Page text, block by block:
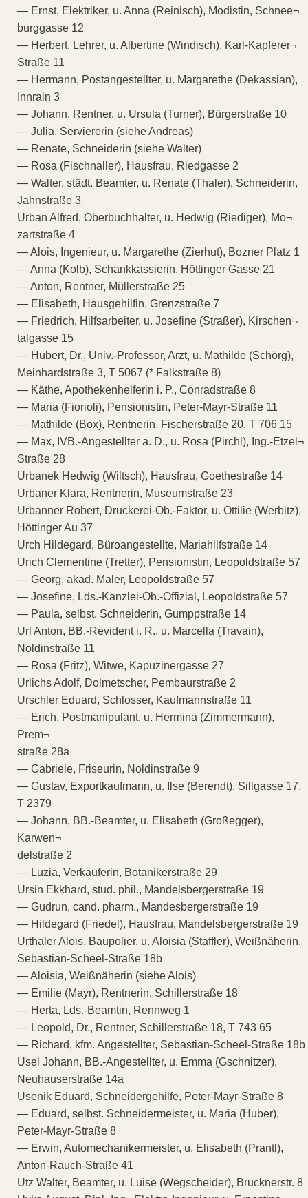
— Ernst, Elektriker, u. Anna (Reinisch), Modistin, Schnee¬
burggasse 12
— Herbert, Lehrer, u. Albertine (Windisch), Karl-Kapferer¬
Straße 11
— Hermann, Postangestellter, u. Margarethe (Dekassian),
Innrain 3
— Johann, Rentner, u. Ursula (Turner), Bürgerstraße 10
— Julia, Serviererin (siehe Andreas)
— Renate, Schneiderin (siehe Walter)
— Rosa (Fischnaller), Hausfrau, Riedgasse 2
— Walter, städt. Beamter, u. Renate (Thaler), Schneiderin,
Jahnstraße 3
Urban Alfred, Oberbuchhalter, u. Hedwig (Riediger), Mo¬
zartstraße 4
— Alois, Ingenieur, u. Margarethe (Zierhut), Bozner Platz 1
— Anna (Kolb), Schankkassierin, Höttinger Gasse 21
— Anton, Rentner, Müllerstraße 25
— Elisabeth, Hausgehilfin, Grenzstraße 7
— Friedrich, Hilfsarbeiter, u. Josefine (Straßer), Kirschen¬
talgasse 15
— Hubert, Dr., Univ.-Professor, Arzt, u. Mathilde (Schörg),
Meinhardstraße 3, T 5067 (* Falkstraße 8)
— Käthe, Apothekenhelferin i. P., Conradstraße 8
— Maria (Fiorioli), Pensionistin, Peter-Mayr-Straße 11
— Mathilde (Box), Rentnerin, Fischerstraße 20, T 706 15
— Max, IVB.-Angestellter a. D., u. Rosa (Pirchl), Ing.-Etzel¬
Straße 28
Urbanek Hedwig (Wiltsch), Hausfrau, Goethestraße 14
Urbaner Klara, Rentnerin, Museumstraße 23
Urbanner Robert, Druckerei-Ob.-Faktor, u. Ottilie (Werbitz),
Höttinger Au 37
Urch Hildegard, Büroangestellte, Mariahilfstraße 14
Urich Clementine (Tretter), Pensionistin, Leopoldstraße 57
— Georg, akad. Maler, Leopoldstraße 57
— Josefine, Lds.-Kanzlei-Ob.-Offizial, Leopoldstraße 57
— Paula, selbst. Schneiderin, Gumppstraße 14
Url Anton, BB.-Revident i. R., u. Marcella (Travain),
Noldinstraße 11
— Rosa (Fritz), Witwe, Kapuzinergasse 27
Urlichs Adolf, Dolmetscher, Pembaurstraße 2
Urschler Eduard, Schlosser, Kaufmannstraße 11
— Erich, Postmanipulant, u. Hermina (Zimmermann),
Prem¬
straße 28a
— Gabriele, Friseurin, Noldinstraße 9
— Gustav, Exportkaufmann, u. Ilse (Berendt), Sillgasse 17,
T 2379
— Johann, BB.-Beamter, u. Elisabeth (Großegger),
Karwen¬
delstraße 2
— Luzia, Verkäuferin, Botanikerstraße 29
Ursin Ekkhard, stud. phil., Mandelsbergerstraße 19
— Gudrun, cand. pharm., Mandesbergerstraße 19
— Hildegard (Friedel), Hausfrau, Mandelsbergerstraße 19
Urthaler Alois, Baupolier, u. Aloisia (Staffler), Weißnäherin,
Sebastian-Scheel-Straße 18b
— Aloisia, Weißnäherin (siehe Alois)
— Emilie (Mayr), Rentnerin, Schillerstraße 18
— Herta, Lds.-Beamtin, Rennweg 1
— Leopold, Dr., Rentner, Schillerstraße 18, T 743 65
— Richard, kfm. Angestellter, Sebastian-Scheel-Straße 18b
Usel Johann, BB.-Angestellter, u. Emma (Gschnitzer),
Neuhauserstraße 14a
Usenik Eduard, Schneidergehilfe, Peter-Mayr-Straße 8
— Eduard, selbst. Schneidermeister, u. Maria (Huber),
Peter-Mayr-Straße 8
— Erwin, Automechanikermeister, u. Elisabeth (Prantl),
Anton-Rauch-Straße 41
Utz Walter, Beamter, u. Luise (Wegscheider), Brucknerstr. 8